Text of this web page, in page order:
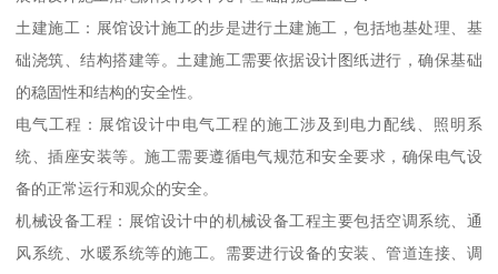
土建施工：展馆设计施工的步是进行土建施工，包括地基处理、基
础浇筑、结构搭建等。土建施工需要依据设计图纸进行，确保基础
的稳固性和结构的安全性。
电气工程：展馆设计中电气工程的施工涉及到电力配线、照明系
统、插座安装等。施工需要遵循电气规范和安全要求，确保电气设
备的正常运行和观众的安全。
机械设备工程：展馆设计中的机械设备工程主要包括空调系统、通
风系统、水暖系统等的施工。需要进行设备的安装、管道连接、调